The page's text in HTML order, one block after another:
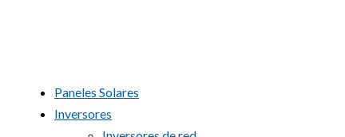
Paneles Solares
Inversores